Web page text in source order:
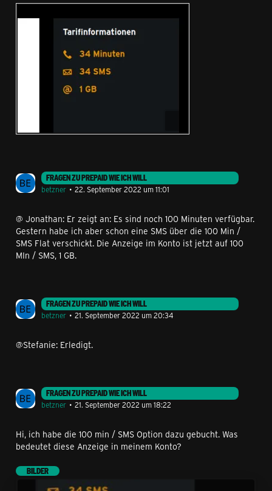
FRAGEN ZU PREPAID WIE ICH WILL
betzner
22. September 2022 um 11:01
@ Jonathan: Er zeigt an: Es sind noch 100 Minuten verfügbar.
Gestern habe ich aber schon eine SMS über die 100 Min /
SMS Flat verschickt. Die Anzeige im Konto ist jetzt auf 100
MIn / SMS, 1 GB.
FRAGEN ZU PREPAID WIE ICH WILL
betzner
21. September 2022 um 20:34
@Stefanie: Erledigt.
FRAGEN ZU PREPAID WIE ICH WILL
betzner
21. September 2022 um 18:22
Hi, ich habe die 100 min / SMS Option dazu gebucht. Was
bedeutet diese Anzeige in meinem Konto?
BILDER